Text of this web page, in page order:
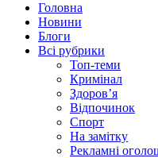
Головна
Новини
Блоги
Всі рубрики
Топ-теми
Кримінал
Здоров’я
Відпочинок
Спорт
На замітку
Рекламні